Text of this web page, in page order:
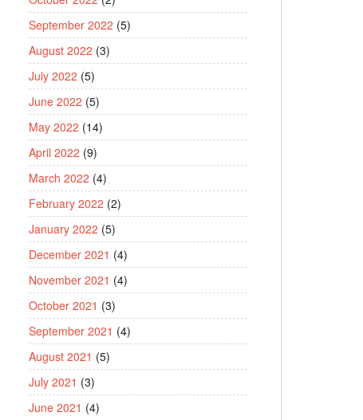
September 2022 (5)
August 2022 (3)
July 2022 (5)
June 2022 (5)
May 2022 (14)
April 2022 (9)
March 2022 (4)
February 2022 (2)
January 2022 (5)
December 2021 (4)
November 2021 (4)
October 2021 (3)
September 2021 (4)
August 2021 (5)
July 2021 (3)
June 2021 (4)